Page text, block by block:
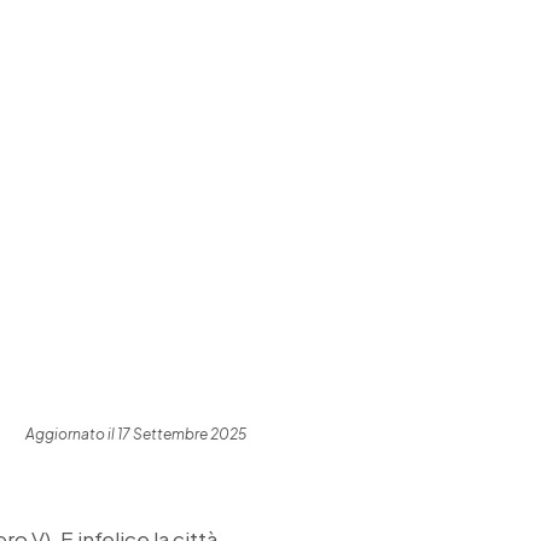
Aggiornato il 17 Settembre 2025